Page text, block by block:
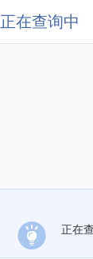
正在查询中
正在